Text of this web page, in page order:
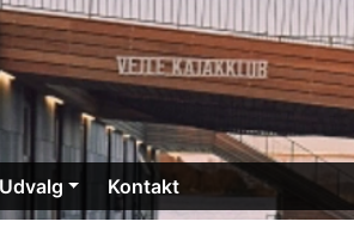
Kontakt